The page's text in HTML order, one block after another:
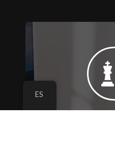
operativas e
Cada proyecto se
arquitectónico,
buscando
organizadas y
del
ES